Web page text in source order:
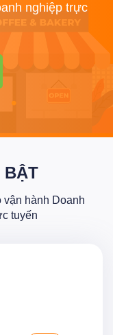
nghiệp trực
BẬT
hành Doanh
tuyến